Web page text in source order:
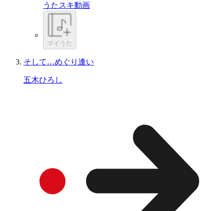
うたスキ動画
マイうた
そして…めぐり逢い
五木ひろし